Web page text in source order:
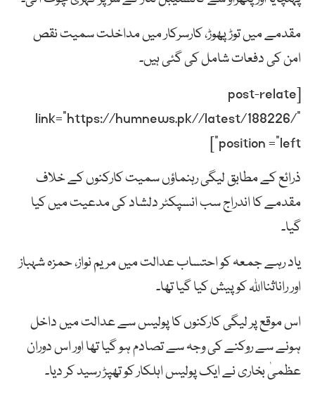
مقدمے میں توڑ پھوڑ، کارسرکار میں مداخلت سمیت نقص
امن کی دفعات شامل کی گئی ہیں۔
[post-relate
link=”https://humnews.pk//latest/188226/”
position =”left”]
ذرائع کے مطابق لیگی رہنماؤں سمیت کارکنوں کے خلاف
مقدمے کا اندراج سب انسپکٹر دلشاد کی مدعیت میں کیا
گیا۔
یاد رہے جمعہ کو احتساب عدالت میں مریم نواز، حمزہ شہباز
اور راناثنااللہ کو پیش کیا گیا تھا۔
اس موقع پر لیگی کارکنوں کا پولیس سے عدالت میں داخل
ہونے سے روکنے کی وجہ سے تصادم ہو گیا تھا اور اس دوران
عظمیٰ بخاری نے ایک پولیس اہلکار کو تھپڑ رسید کر دیا۔